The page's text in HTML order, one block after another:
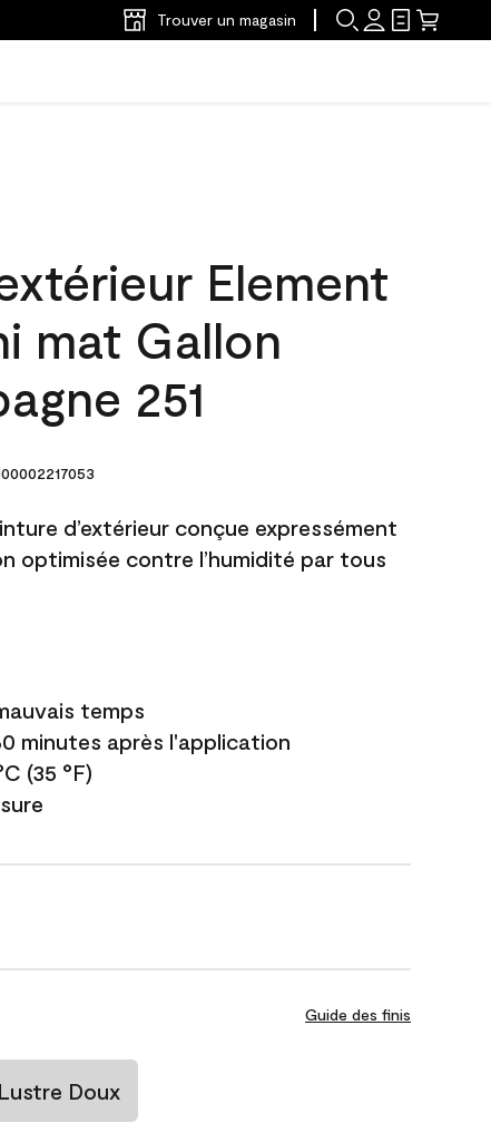
Trouver un magasin
Element
mat Gallon
251
d’extérieur conçue expressément
optimisée contre l’humidité par tous
temps
minutes après l'application
(35 °F)
Guide des finis
Lustre Doux